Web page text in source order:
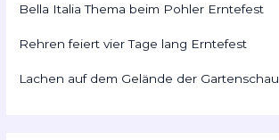
Bella Italia Thema beim Pohler Erntefest
Rehren feiert vier Tage lang Erntefest
Lachen auf dem Gelände der Gartenschau